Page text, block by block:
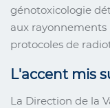
génotoxicologie
aux
protocoles de
L'accent mis
La Direction de la